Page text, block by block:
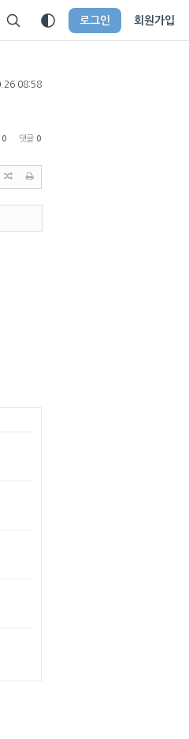
로그인 회원가입
08:58
0 댓글 0